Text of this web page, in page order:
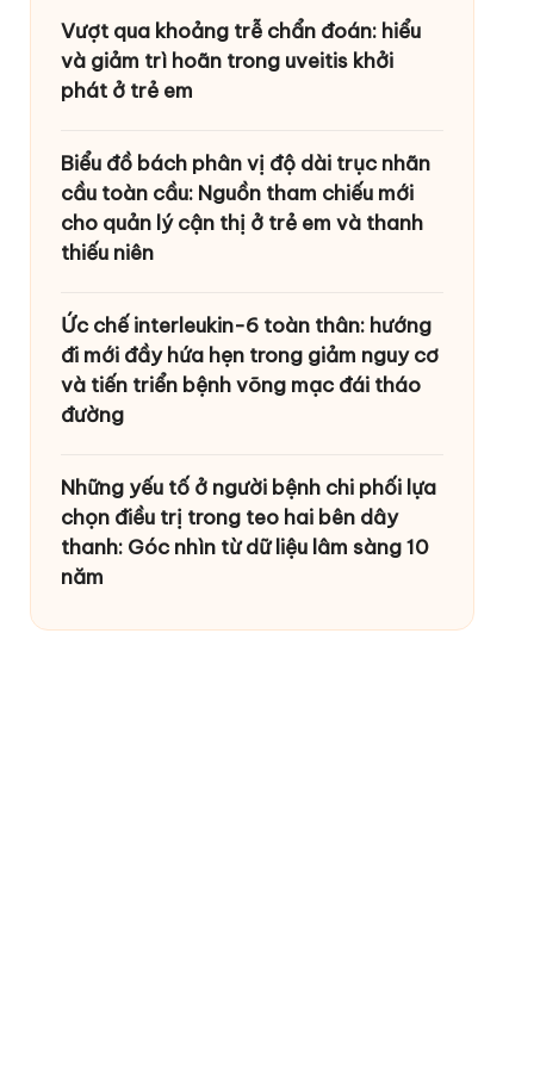
Vượt qua khoảng trễ chẩn đoán: hiểu
và giảm trì hoãn trong uveitis khởi
phát ở trẻ em
Biểu đồ bách phân vị độ dài trục nhãn
cầu toàn cầu: Nguồn tham chiếu mới
cho quản lý cận thị ở trẻ em và thanh
thiếu niên
Ức chế interleukin-6 toàn thân: hướng
đi mới đầy hứa hẹn trong giảm nguy cơ
và tiến triển bệnh võng mạc đái tháo
đường
Những yếu tố ở người bệnh chi phối lựa
chọn điều trị trong teo hai bên dây
thanh: Góc nhìn từ dữ liệu lâm sàng 10
năm